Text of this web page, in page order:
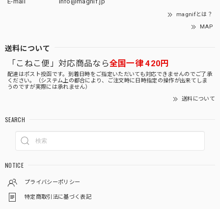
magnifとは？
MAP
送料について
「こねこ便」対応商品なら全国一律 420円
配達はポスト投函です。到着日時をご指定いただいても対応できませんのでご了承
ください。（システム上の都合により、ご注文時に日時指定の操作が出来てしま
うのですが実際には承れません）
送料について
SEARCH
NOTICE
プライバシーポリシー
特定商取引法に基づく表記